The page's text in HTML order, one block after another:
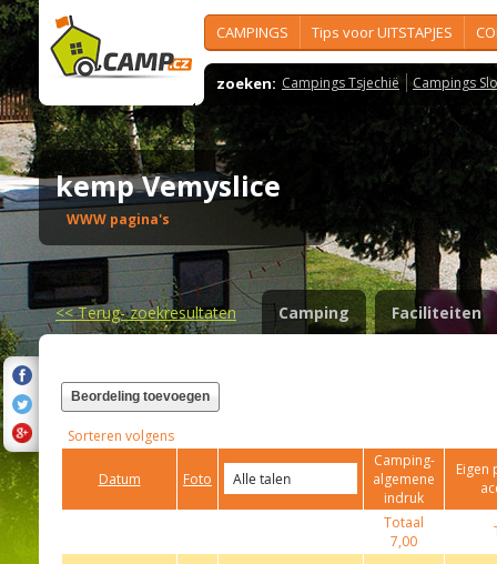
CAMPINGS Tips voor UITSTAPJES
zoeken: Campings Tsjechië Campings
kemp Vemyslice
WWW pagina's
<<Terug- zoekresultaten Camping Faciliteiten
Beordeling toevoegen
Sorteren volgens
Datum Foto
Camping-
algemene
indruk
Eigen
Totaal
7,00